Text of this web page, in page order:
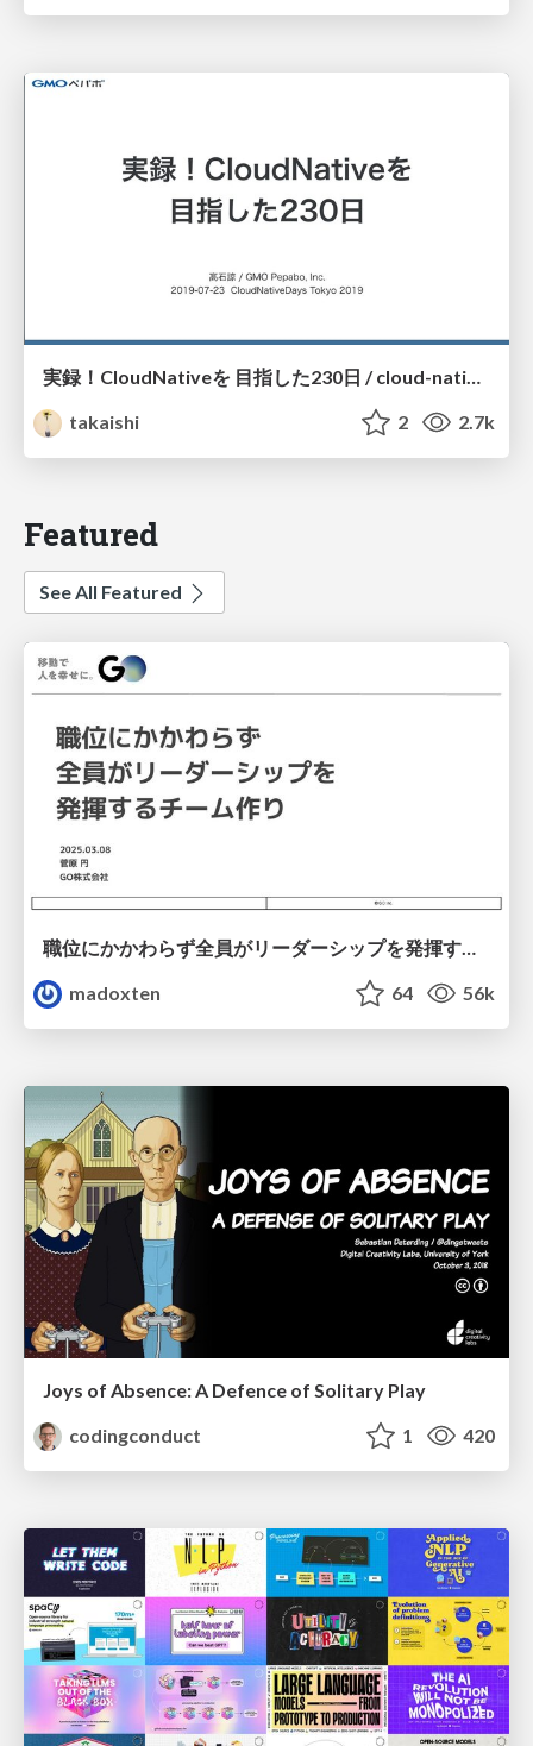
実録！CloudNativeを 目指した230日 / cloud-native-days-tokyo-2019
takaishi
2 2.7k
Featured
See All Featured
madoxten
64 56k
Joys of Absence: A Defence of Solitary Play
codingconduct
1 420